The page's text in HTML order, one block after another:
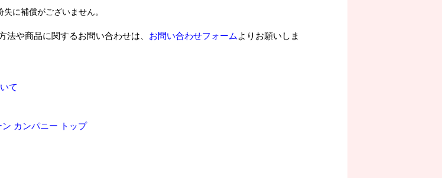
に補償がございません。
法や商品に関するお問い合わせは、 お問い合わせフォームよりお願いしま
て
カンパニー トップ